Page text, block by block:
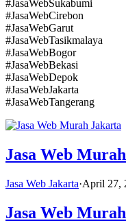
#JasaWebSukabumi
#JasaWebCirebon
#JasaWebGarut
#JasaWebTasikmalaya
#JasaWebBogor
#JasaWebBekasi
#JasaWebDepok
#JasaWebJakarta
#JasaWebTangerang
Jasa Web
Jasa Web Jakarta·April 27,
Jasa Web